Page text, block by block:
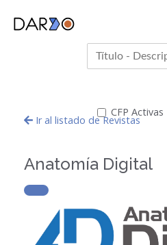
CFP Activas
Ir al listado de Revistas
Anatomía Digital